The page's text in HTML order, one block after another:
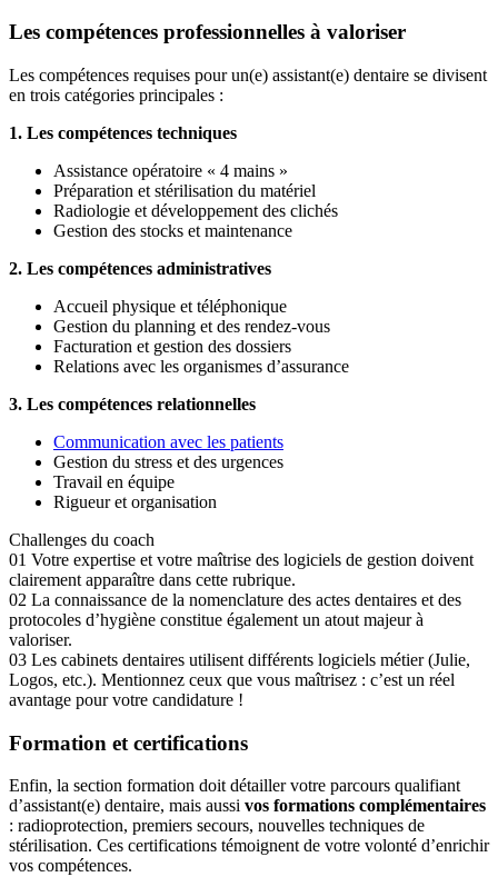
Les compétences professionnelles à valoriser
Les compétences requises pour un(e) assistant(e) dentaire se divisent
en trois catégories principales :
1. Les compétences techniques
Assistance opératoire « 4 mains »
Préparation et stérilisation du matériel
Radiologie et développement des clichés
Gestion des stocks et maintenance
2. Les compétences administratives
Accueil physique et téléphonique
Gestion du planning et des rendez-vous
Facturation et gestion des dossiers
Relations avec les organismes d’assurance
3. Les compétences relationnelles
Communication avec les patients
Gestion du stress et des urgences
Travail en équipe
Rigueur et organisation
Challenges du coach
01 Votre expertise et votre maîtrise des logiciels de gestion doivent
clairement apparaître dans cette rubrique.
02 La connaissance de la nomenclature des actes dentaires et des
protocoles d’hygiène constitue également un atout majeur à
valoriser.
03 Les cabinets dentaires utilisent différents logiciels métier (Julie,
Logos, etc.). Mentionnez ceux que vous maîtrisez : c’est un réel
avantage pour votre candidature !
Formation et certifications
Enfin, la section formation doit détailler votre parcours qualifiant
d’assistant(e) dentaire, mais aussi vos formations complémentaires
: radioprotection, premiers secours, nouvelles techniques de
stérilisation. Ces certifications témoignent de votre volonté d’enrichir
vos compétences.